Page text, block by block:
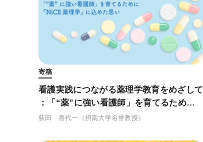
寄稿
看護実践につながる薬理学教育をめざして
：「“薬”に強い看護師」を育てるために
『NiCE薬理学』に込めた思い
荻田 喜代一 （摂南大学名誉教授）